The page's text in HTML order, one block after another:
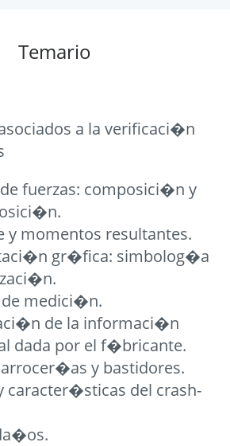
Temario
a la verificaci�n
fuerzas: composici�n y
y momentos resultantes.
gr�fica: simbolog�a
medici�n.
de la informaci�n
dada por el f�bricante.
y bastidores.
del crash-